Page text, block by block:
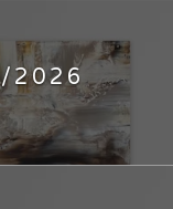
2026